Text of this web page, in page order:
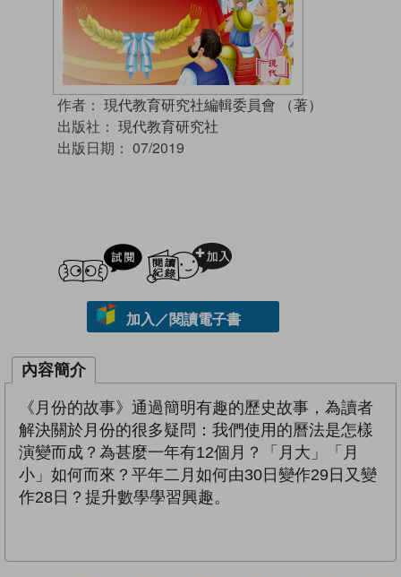
作者： 現代教育研究社編輯委員會 （著）
出版社： 現代教育研究社
出版日期： 07/2019
試閲
加入／閱讀電子書
內容簡介
《月份的故事》通過簡明有趣的歷史故事，為讀者
解決關於月份的很多疑問：我們使用的曆法是怎樣
演變而成？為甚麼一年有12個月？「月大」「月
小」如何而來？平年二月如何由30日變作29日又變
作28日？提升數學學習興趣。